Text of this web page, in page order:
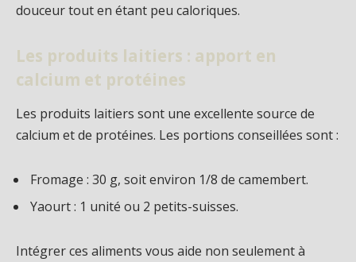
douceur tout en étant peu caloriques.
Les produits laitiers : apport en
calcium et protéines
Les produits laitiers sont une excellente source de
calcium et de protéines. Les portions conseillées sont :
Fromage : 30 g, soit environ 1/8 de camembert.
Yaourt : 1 unité ou 2 petits-suisses.
Intégrer ces aliments vous aide non seulement à